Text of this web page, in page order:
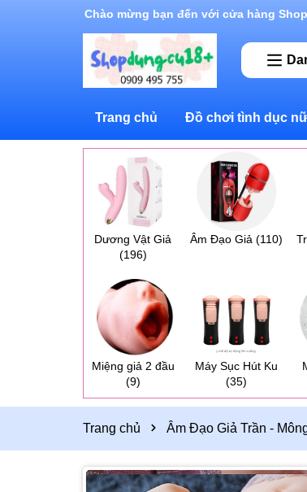
Rất nhiều ưu đãi và chương trình
Trang chủ Đồ chơi tình dục
Dương Vật Giả
(196)
Âm Đạo Giả (110)
Miệng giả 2 đầu
(9)
Máy Sục Hút Ku
(35)
Trang chủ Âm Đạo Giả Trần -